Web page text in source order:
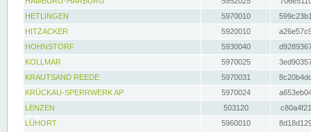
HETLINGEN
5970010
HITZACKER
5920010
HOHNSTORF
5930040
KOLLMAR
5970025
KRAUTSAND REEDE
5970031
KRÜCKAU-SPERRWERK AP
5970024
LENZEN
503120
LÜHORT
5960010